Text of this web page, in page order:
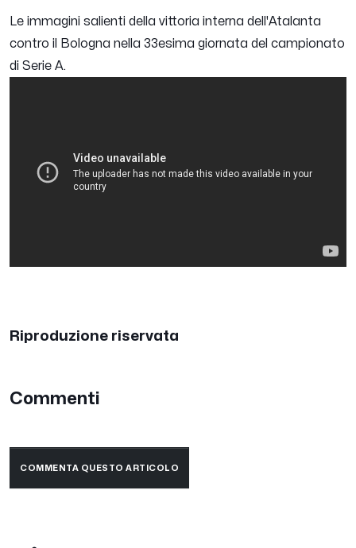
Le immagini salienti della vittoria interna dell'Atalanta
contro il Bologna nella 33esima giornata del campionato
di Serie A.
Riproduzione riservata
Commenti
COMMENTA QUESTO ARTICOLO